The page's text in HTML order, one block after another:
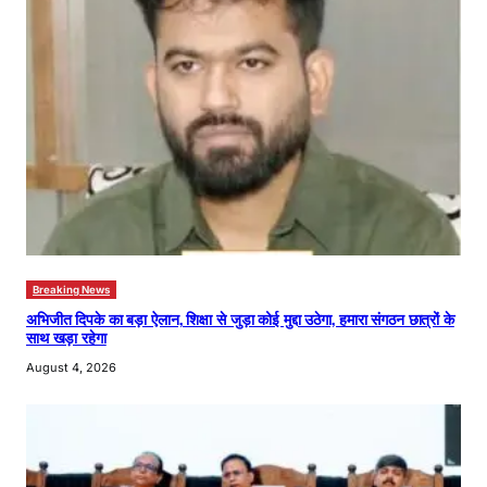
Breaking News
अभिजीत दिपके का बड़ा ऐलान, शिक्षा से जुड़ा कोई मुद्दा उठेगा, हमारा संगठन छात्रों के
साथ खड़ा रहेगा
August 4, 2026